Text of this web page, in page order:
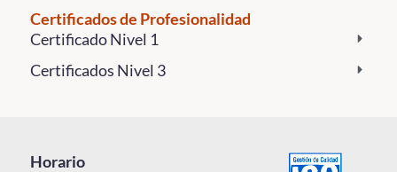
Certificados de Profesionalidad
Certificado Nivel 1
Certificados Nivel 3
Horario